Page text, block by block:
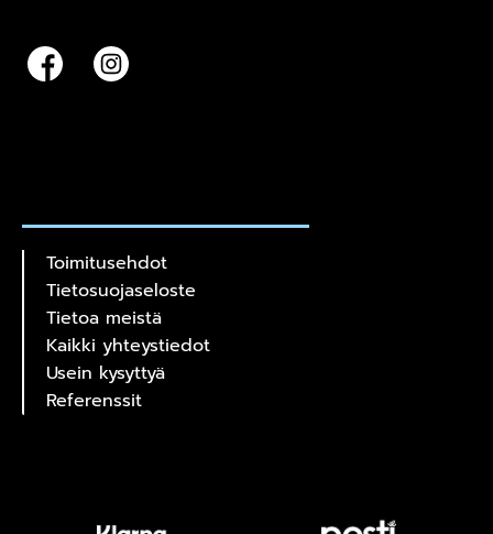
Toimitusehdot
Tietosuojaseloste
Tietoa meistä
Kaikki yhteystiedot
Usein kysyttyä
Referenssit